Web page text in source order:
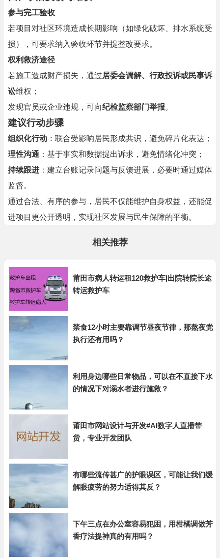
参与完工验收
若项目对社区环境造成长期影响（如绿化破坏、排水系统受
损），可要求纳入验收环节并提整改要求。
权利救济途径
若施工造成财产损失，通过居委会调解、行政投诉或民事诉
讼维权；
发现官员或企业违规，可向纪检监察部门举报。
建议行动步骤
组织化行动 ：联合受影响居民形成共识，避免碎片化表达；
理性沟通 ：基于事实和数据提出诉求，避免情绪化冲突；
持续跟进 ：建立台账记录问题与反馈进展，必要时通过媒体
监督。
通过合法、有序的参与，居民不仅能维护自身权益，还能促
进项目更公开透明，实现社区发展与民生保障的平衡。
相关推荐
莆田市病人转运租120救护车|出院转院长途
转运救护车
禁食12小时主要靠调节昼夜节律，那熬夜党
执行还有用吗？
利用身边哪些日常物品，可以在不直接下水
的情况下对溺水者进行施救？
莆田市网站设计与开发#AI数字人直播带
货，专业开发团队
有哪些流传甚广的护眼误区，可能让我们缓
解眼疲劳的努力适得其反？
下午三点在办公室容易犯困，用柑橘调做芳
香疗法提神真的有用吗？